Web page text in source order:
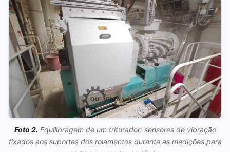
Foto 2. Equilibragem de um triturador: sensores de vibração
fixados aos suportes dos rolamentos durante as medições para